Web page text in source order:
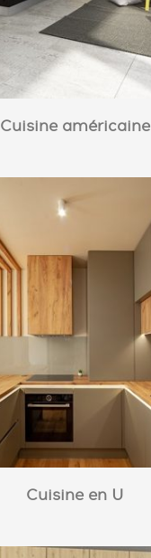
Cuisine américaine
Cuisine en U